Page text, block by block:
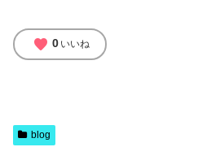
favorite 0 いいね
blog